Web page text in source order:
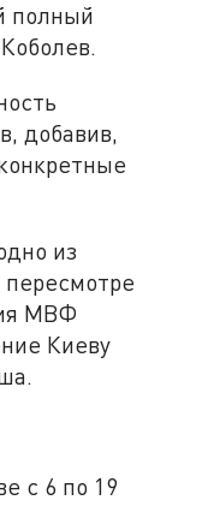
полный
добавив,
из
МВФ
Киеву
с 6 по 19